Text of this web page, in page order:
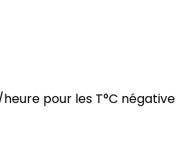
pour les T°C négative